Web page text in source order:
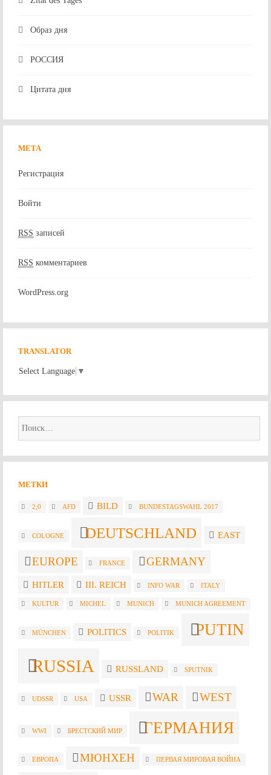
Образ дня
РОССИЯ
Цитата дня
МЕТА
Регистрация
Войти
RSS записей
RSS комментариев
WordPress.org
TRANSLATOR
Select Language ▼
Найти:
МЕТКИ
2;0 AFD BILD BUNDESTAGSWAHL 2017
COLOGNE DEUTSCHLAND EAST
EUROPE FRANCE GERMANY
HITLER III. REICH INFO WAR ITALY
KULTUR MICHEL MUNICH MUNICH AGREEMENT
MÜNCHEN POLITICS POLITIK PUTIN
RUSSIA RUSSLAND SPUTNIK
UDSSR USA USSR WAR WEST
WWI БРЕСТСКИЙ МИР ГЕРМАНИЯ
ЕВРОПА МЮНХЕН ПЕРВАЯ МИРОВАЯ ВОЙНА